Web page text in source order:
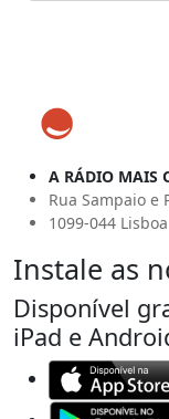
A RÁDIO MAIS
Rua Sampaio e
1099-044 Lisboa
Instale as
Disponível
iPad e